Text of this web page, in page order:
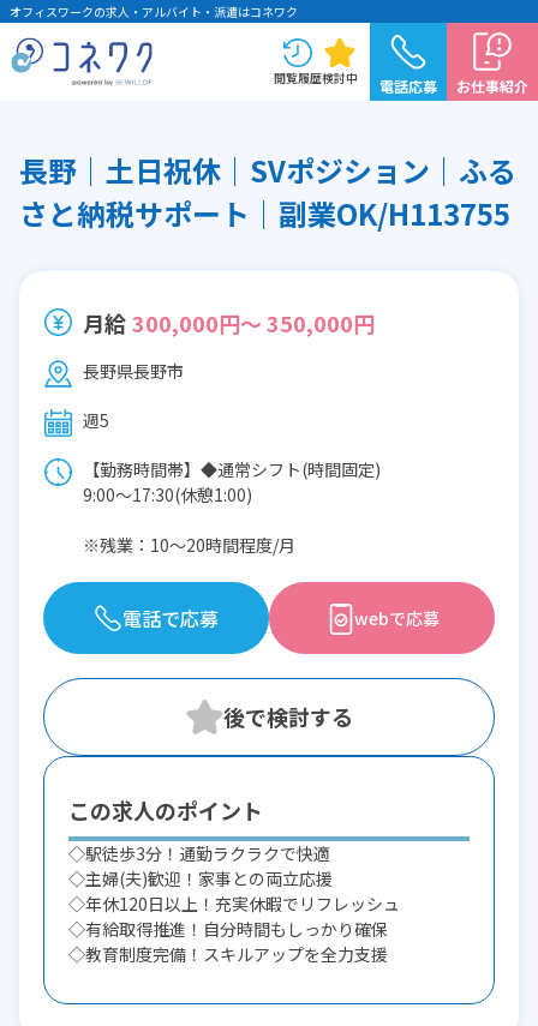
オフィスワークの求人・アルバイト・派遣はコネワク
閲覧履歴検討中 電話応募 お仕事紹介
長野｜土日祝休｜SVポジション｜ふる
さと納税サポート｜副業OK/H113755
月給300,000円～ 350,000円
長野県長野市
週5
【勤務時間帯】◆通常シフト(時間固定)
9:00〜17:30(休憩1:00)
※残業：10〜20時間程度/月
電話で応募 webで応募
この求人のポイント
◇駅徒歩3分！通勤ラクラクで快適
◇主婦(夫)歓迎！家事との両立応援
◇年休120日以上！充実休暇でリフレッシュ
◇有給取得推進！自分時間もしっかり確保
◇教育制度完備！スキルアップを全力支援